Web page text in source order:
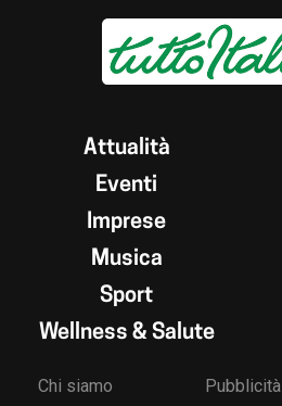
Attualità
Eventi
Imprese
Musica
Sport
Wellness & Salute
Chi siamo Pubblicità